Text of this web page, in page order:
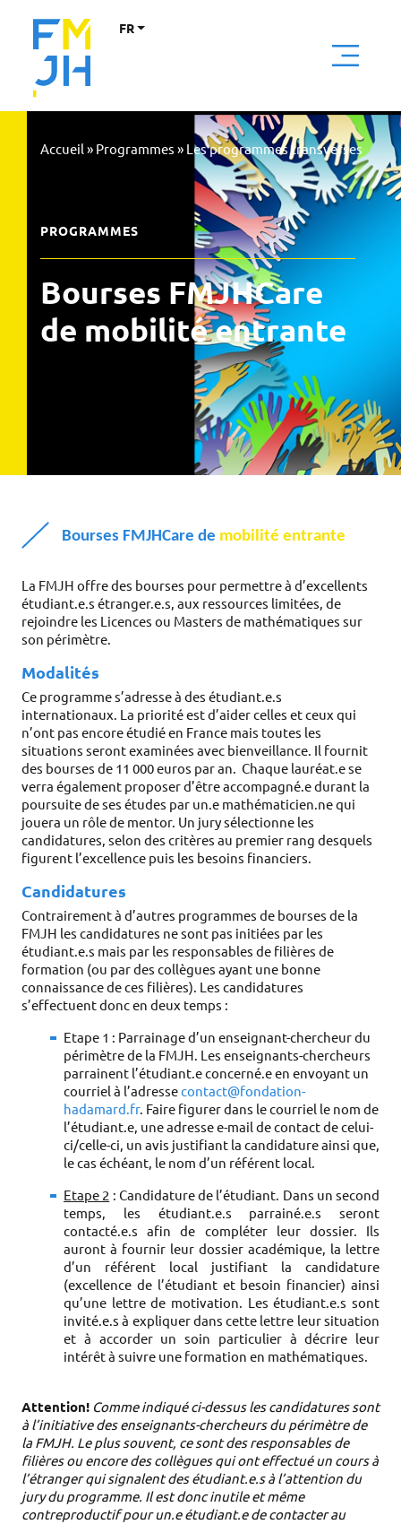
FR
Accueil » Programmes » Les programmes transverses
PROGRAMMES
Bourses FMJHCare
de mobilité entrante
Bourses FMJHCare de mobilité entrante
La FMJH offre des bourses pour permettre à d’excellents
étudiant.e.s étranger.e.s, aux ressources limitées, de
rejoindre les Licences ou Masters de mathématiques sur
son périmètre.
Modalités
Ce programme s’adresse à des étudiant.e.s
internationaux. La priorité est d’aider celles et ceux qui
n’ont pas encore étudié en France mais toutes les
situations seront examinées avec bienveillance. Il fournit
des bourses de 11 000 euros par an.  Chaque lauréat.e se
verra également proposer d’être accompagné.e durant la
poursuite de ses études par un.e mathématicien.ne qui
jouera un rôle de mentor. Un jury sélectionne les
candidatures, selon des critères au premier rang desquels
figurent l’excellence puis les besoins financiers.
Candidatures
Contrairement à d’autres programmes de bourses de la
FMJH les candidatures ne sont pas initiées par les
étudiant.e.s mais par les responsables de filières de
formation (ou par des collègues ayant une bonne
connaissance de ces filières). Les candidatures
s’effectuent donc en deux temps :
Etape 1 : Parrainage d’un enseignant-chercheur du
périmètre de la FMJH. Les enseignants-chercheurs
parrainent l’étudiant.e concerné.e en envoyant un
courriel à l’adressecontact@fondation-
hadamard.fr. Faire figurer dans le courriel le nom de
l’étudiant.e, une adresse e-mail de contact de celui-
ci/celle-ci, un avis justifiant la candidature ainsi que,
le cas échéant, le nom d’un référent local.
Etape 2 : Candidature de l’étudiant. Dans un second
temps, les étudiant.e.s parrainé.e.s seront
contacté.e.s afin de compléter leur dossier. Ils
auront à fournir leur dossier académique, la lettre
d’un référent local justifiant la candidature
(excellence de l’étudiant et besoin financier) ainsi
qu’une lettre de motivation. Les étudiant.e.s sont
invité.e.s à expliquer dans cette lettre leur situation
et à accorder un soin particulier à décrire leur
intérêt à suivre une formation en mathématiques.
Attention! Comme indiqué ci-dessus les candidatures sont
à l’initiative des enseignants-chercheurs du périmètre de
la FMJH. Le plus souvent, ce sont des responsables de
filières ou encore des collègues qui ont effectué un cours à
l’étranger qui signalent des étudiant.e.s à l’attention du
jury du programme. Il est donc inutile et même
contreproductif pour un.e étudiant.e de contacter au